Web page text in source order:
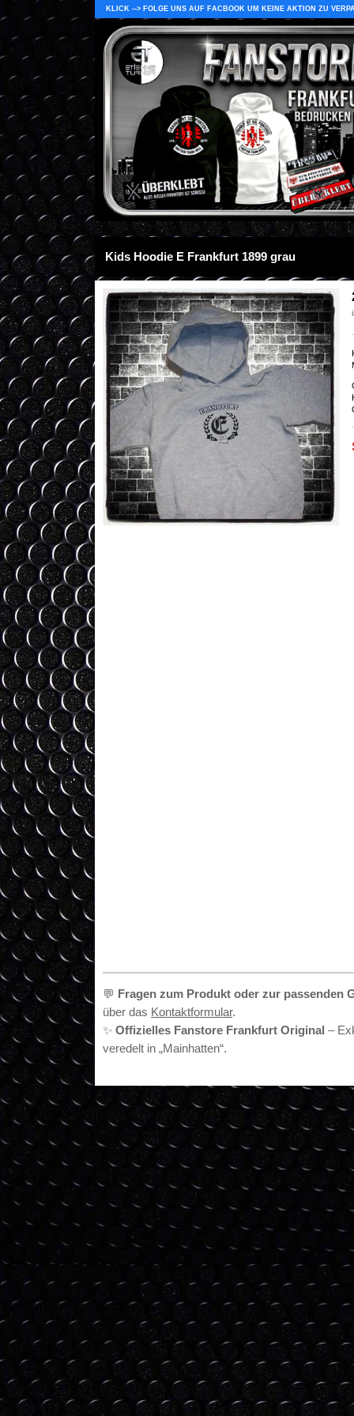
KLICK --> FOLGE UNS AUF FACBOOK UM KEINE AKTION ZU
Kids Hoodie E Frankfurt 1899 grau
💬 Fragen zum Produkt oder zur passenden
über das Kontaktformular.
✨ Offizielles Fanstore Frankfurt Original –
veredelt in „Mainhatten“.